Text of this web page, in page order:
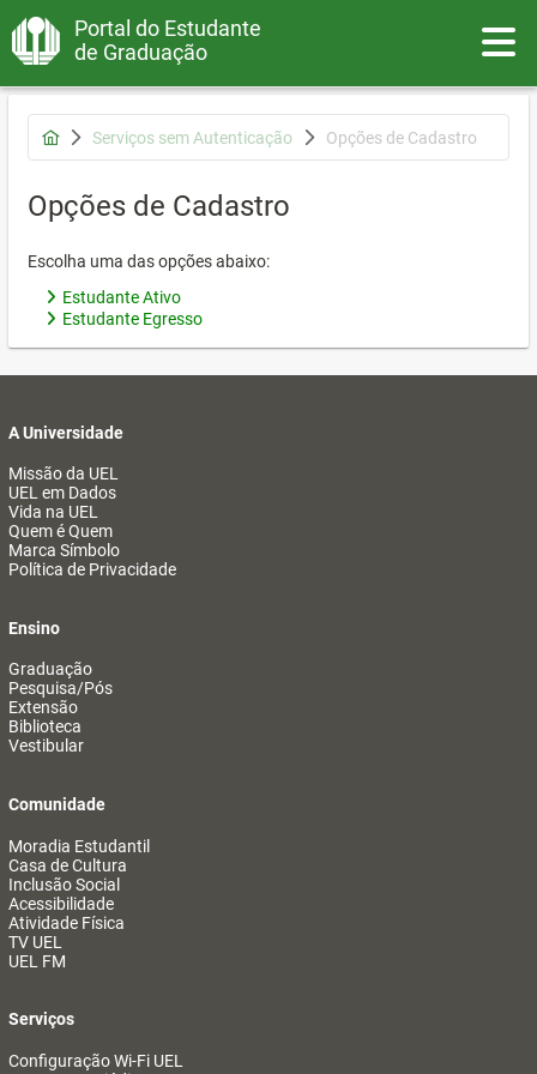
Portal do Estudante
de Graduação
Serviços sem Autenticação Opções de Cadastro
Opções de Cadastro
Escolha uma das opções abaixo:
Estudante Ativo
Estudante Egresso
A Universidade
Missão da UEL
UEL em Dados
Vida na UEL
Quem é Quem
Marca Símbolo
Política de Privacidade
Ensino
Graduação
Pesquisa/Pós
Extensão
Biblioteca
Vestibular
Comunidade
Moradia Estudantil
Casa de Cultura
Inclusão Social
Acessibilidade
Atividade Física
TV UEL
UEL FM
Serviços
Configuração Wi-Fi UEL